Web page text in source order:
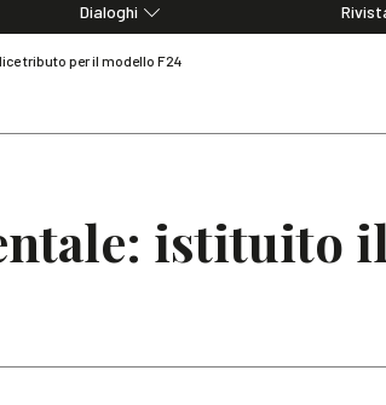
Dialoghi
tributo per il modello F24
istituito